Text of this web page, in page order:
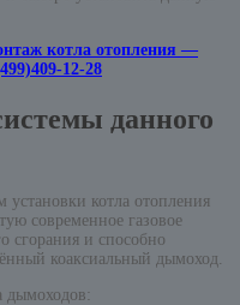
котла отопления —
12-28
данного
котла отопления
современное газовое
сгорания и способно
коаксиальный дымоход.
дымоходов: